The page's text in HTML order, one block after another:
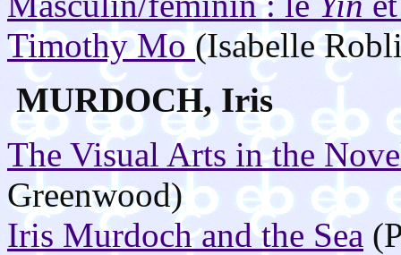
Timothy Mo(Isabelle
MURDOCH, Iris
The Visual Arts in the
Greenwood)
Iris Murdoch and the Sea